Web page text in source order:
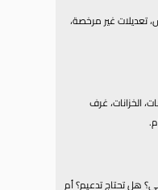
غير مرخصة،
الخزانات، غرف
هل تحتاج تدعيم؟ أم